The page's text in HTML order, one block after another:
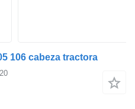
106 cabeza tractora